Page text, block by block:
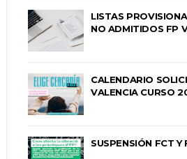
LISTAS
NO ADMITIDOS FP
CALENDARIO
VALENCIA CURSO
SUSPENSIÓN FCT Y